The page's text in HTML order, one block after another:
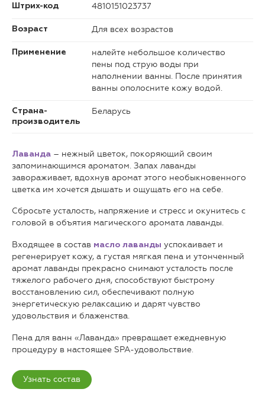
Штрих-код 4810151023737
Возраст Для всех возрастов
Применение
налейте небольшое количество
пены под струю воды при
наполнении ванны. После принятия
ванны ополосните кожу водой.
Страна-
производитель
Беларусь
Лаванда – нежный цветок, покоряющий своим
запоминающимся ароматом. Запах лаванды
завораживает, вдохнув аромат этого необыкновенного
цветка им хочется дышать и ощущать его на себе.
Сбросьте усталость, напряжение и стресс и окунитесь с
головой в объятия магического аромата лаванды.
Входящее в состав масло лаванды успокаивает и
регенерирует кожу, а густая мягкая пена и утонченный
аромат лаванды прекрасно снимают усталость после
тяжелого рабочего дня, способствуют быстрому
восстановлению сил, обеспечивают полную
энергетическую релаксацию и дарят чувство
удовольствия и блаженства.
Пена для ванн «Лаванда» превращает ежедневную
процедуру в настоящее SPA-удовольствие.
Узнать состав